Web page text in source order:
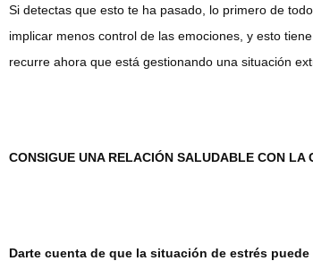
Si detectas que esto te ha pasado, lo primero de
implicar menos control de las emociones, y esto
recurre ahora que está gestionando una situación
CONSIGUE UNA RELACIÓN SALUDABLE CON LA
Darte cuenta de que la situación de estrés